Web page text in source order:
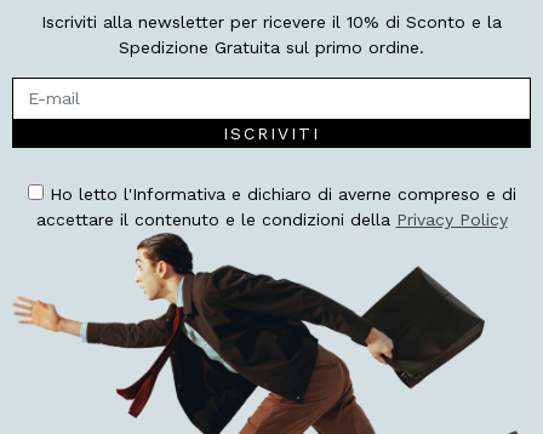
Iscriviti alla newsletter per ricevere il 10% di Sconto e la
Spedizione Gratuita sul primo ordine.
ISCRIVITI
Ho letto l'Informativa e dichiaro di averne compreso e di
accettare il contenuto e le condizioni della Privacy Policy